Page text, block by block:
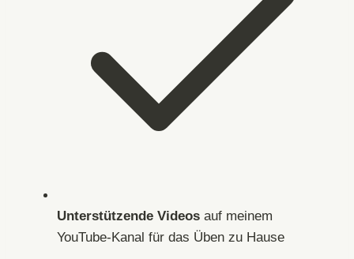
Unterstützende Videos auf meinem
YouTube-Kanal für das Üben zu Hause